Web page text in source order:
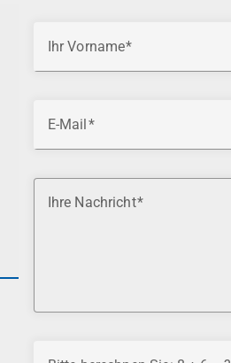
Ihr Vorname
E-Mail
Ihre Nachricht